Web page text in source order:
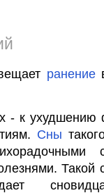
ранение
- к ухудшению
Сны
Такой